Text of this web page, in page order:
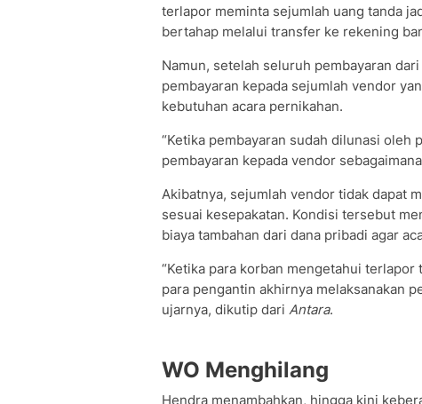
terlapor meminta sejumlah uang tanda
bertahap melalui transfer ke rekening
Namun, setelah seluruh pembayaran
pembayaran kepada sejumlah vendor
kebutuhan acara pernikahan.
“Ketika pembayaran sudah dilunasi oleh
pembayaran kepada vendor
Akibatnya, sejumlah vendor tidak dapat
sesuai kesepakatan. Kondisi tersebut
biaya tambahan dari dana pribadi agar
“Ketika para korban mengetahui
para pengantin akhirnya melaksanakan
ujarnya, dikutip dari Antara.
WO Menghilang
Hendra menambahkan, hingga kini